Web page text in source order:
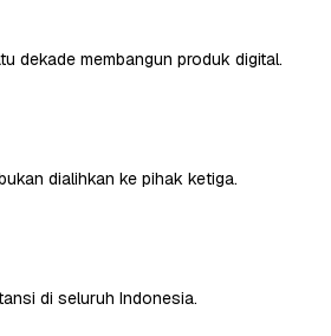
dekade membangun produk digital.
dialihkan ke pihak ketiga.
di seluruh Indonesia.